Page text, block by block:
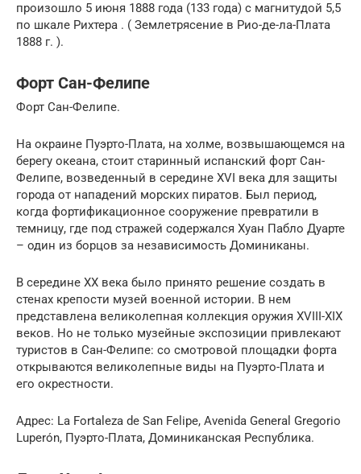
произошло 5 июня 1888 года (133 года) с магнитудой 5,5
по шкале Рихтера . ( Землетрясение в Рио-де-ла-Плата
1888 г. ).
Форт Сан-Фелипе
Форт Сан-Фелипе.
На окраине Пуэрто-Плата, на холме, возвышающемся на
берегу океана, стоит старинный испанский форт Сан-
Фелипе, возведенный в середине XVI века для защиты
города от нападений морских пиратов. Был период,
когда фортификационное сооружение превратили в
темницу, где под стражей содержался Хуан Пабло Дуарте
– один из борцов за независимость Доминиканы.
В середине XX века было принято решение создать в
стенах крепости музей военной истории. В нем
представлена великолепная коллекция оружия XVIII-XIX
веков. Но не только музейные экспозиции привлекают
туристов в Сан-Фелипе: со смотровой площадки форта
открываются великолепные виды на Пуэрто-Плата и
его окрестности.
Адрес: La Fortaleza de San Felipe, Avenida General Gregorio
Luperón, Пуэрто-Плата, Доминиканская Республика.